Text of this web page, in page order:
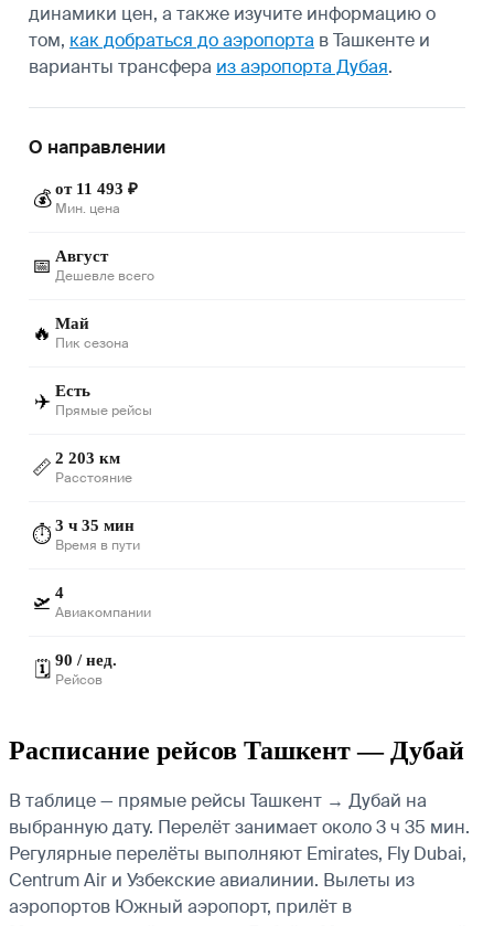
динамики цен, а также изучите информацию о
том, как добраться до аэропорта в Ташкенте и
варианты трансфера из аэропорта Дубая.
О направлении
💰 от 11 493 ₽
Мин. цена
📅 Август
Дешевле всего
🔥 Май
Пик сезона
✈️ Есть
Прямые рейсы
📏 2 203 км
Расстояние
⏱️3 ч 35 мин
Время в пути
🛫 4
Авиакомпании
🗓️ 90 / нед.
Рейсов
Расписание рейсов Ташкент — Дубай
В таблице — прямые рейсы Ташкент → Дубай на
выбранную дату. Перелёт занимает около 3 ч 35 мин.
Регулярные перелёты выполняют Emirates, Fly Dubai,
Centrum Air и Узбекские авиалинии. Вылеты из
аэропортов Южный аэропорт, прилёт в